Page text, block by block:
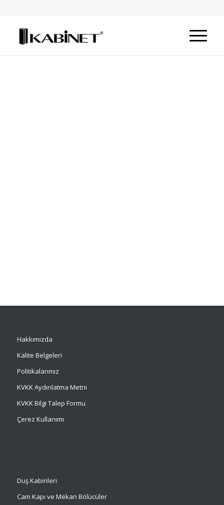
Hakkımızda
Kalite Belgeleri
Politikalarımız
KVKK Aydınlatma Metni
KVKK Bilgi Talep Formu
Çerez Kullanımı
Duş Kabinleri
Cam Kapı ve Mekan Bölücüler